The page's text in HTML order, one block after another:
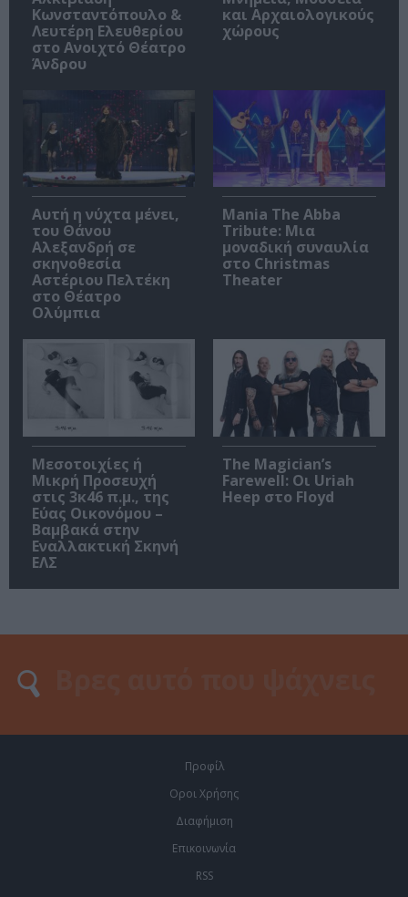
Κωνσταντόπουλο &
Λευτέρη Ελευθερίου
στο Ανοιχτό Θέατρο
Άνδρου
και Αρχαιολογικούς
χώρους
Αυτή η νύχτα μένει,
του Θάνου
Αλεξανδρή σε
σκηνοθεσία
Αστέριου Πελτέκη
στο Θέατρο
Ολύμπια
Mania The Abba
Tribute: Μια
μοναδική συναυλία
στο Christmas
Theater
Μεσοτοιχίες ή
Μικρή Προσευχή
στις 3κ46 π.μ., της
Εύας Οικονόμου –
Βαμβακά στην
Εναλλακτική Σκηνή
ΕΛΣ
The Magician’s
Farewell: Οι Uriah
Heep στο Floyd
Προφίλ
Οροι Χρήσης
Διαφήμιση
Επικοινωνία
RSS